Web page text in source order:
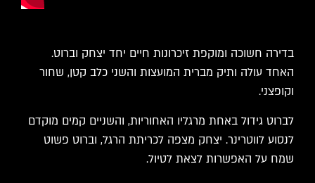
בדירה חשוכה ומוקפת זיכרונות חיים יחד יצחק וברוט.
האחד עולה ותיק מברית המועצות והשני כלב קטן, שחור
וקופצני.
לברוט גידול באחת מרגליו האחוריות, והשניים קמים מוקדם
לנסוע לווטרינר. יצחק מצפה לכריתת הרגל, וברוט פשוט
שמח על האפשרות לצאת לטיול.